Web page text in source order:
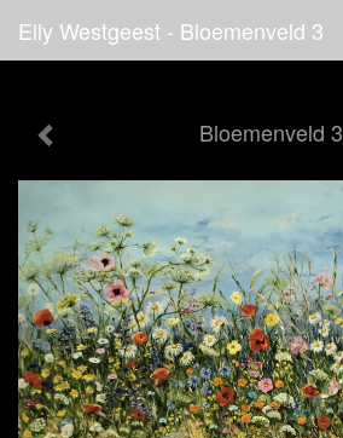
Elly Westgeest - Bloemenveld 3
Bloemenveld 3